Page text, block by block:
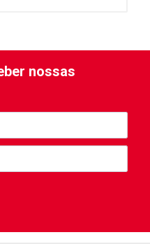
nossas